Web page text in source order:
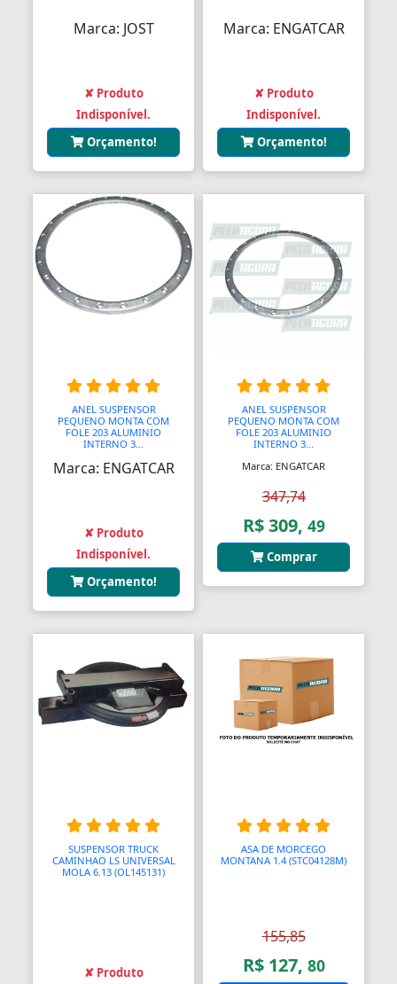
Marca: JOST
✘ Produto
Indisponível.
Orçamento!
Marca: ENGATCAR
✘ Produto
Indisponível.
Orçamento!
ANEL SUSPENSOR
PEQUENO MONTA COM
FOLE 203 ALUMINIO
INTERNO 3...
Marca: ENGATCAR
✘ Produto
Indisponível.
Orçamento!
ANEL SUSPENSOR
PEQUENO MONTA COM
FOLE 203 ALUMINIO
INTERNO 3...
Marca: ENGATCAR
347,74
R$ 309, 49
Comprar
SUSPENSOR TRUCK
CAMINHAO LS UNIVERSAL
MOLA 6.13 (OL145131)
✘ Produto
ASA DE MORCEGO
MONTANA 1.4 (STC04128M)
155,85
R$ 127, 80